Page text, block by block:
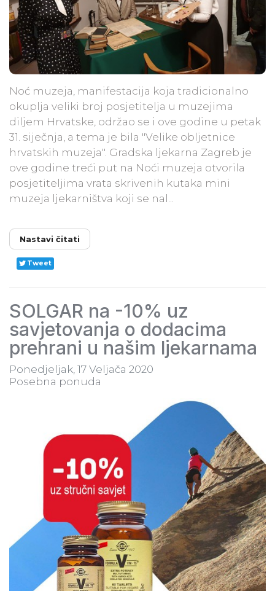
Noć muzeja, manifestacija koja tradicionalno
okuplja veliki broj posjetitelja u muzejima
diljem Hrvatske, održao se i ove godine u petak
31. siječnja, a tema je bila "Velike obljetnice
hrvatskih muzeja". Gradska ljekarna Zagreb je
ove godine treći put na Noći muzeja otvorila
posjetiteljima vrata skrivenih kutaka mini
muzeja ljekarništva koji se nal...
Nastavi čitati
Tweet
SOLGAR na -10% uz
savjetovanja o dodacima
prehrani u našim ljekarnama
Ponedjeljak, 17 Veljača 2020
Posebna ponuda